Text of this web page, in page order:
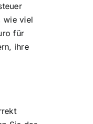
wie viel
für
ihre